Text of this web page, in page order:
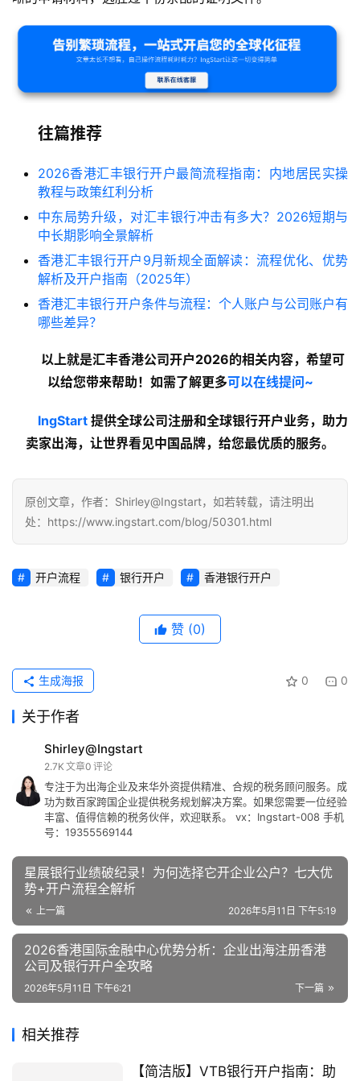
往篇推荐
2026香港汇丰银行开户最简流程指南：内地居民实操
教程与政策红利分析
中东局势升级，对汇丰银行冲击有多大？2026短期与
中长期影响全景解析
香港汇丰银行开户9月新规全面解读：流程优化、优势
解析及开户指南（2025年）
香港汇丰银行开户条件与流程：个人账户与公司账户有
哪些差异？
以上就是汇丰香港公司开户2026的相关内容，希望可
以给您带来帮助！如需了解更多可以在线提问~
lngStart 提供全球公司注册和全球银行开户业务，助力
卖家出海，让世界看见中国品牌，给您最优质的服务。
原创文章，作者：Shirley@Ingstart，如若转载，请注明出
处：https://www.ingstart.com/blog/50301.html
开户流程 银行开户 香港银行开户
赞 (0)
0 0
生成海报
关于作者
Shirley@Ingstart
2.7K 文章0 评论
专注于为出海企业及来华外资提供精准、合规的税务顾问服务。成
功为数百家跨国企业提供税务规划解决方案。如果您需要一位经验
丰富、值得信赖的税务伙伴，欢迎联系。 vx：Ingstart-008 手机
号：19355569144
星展银行业绩破纪录！为何选择它开企业公户？七大优
势+开户流程全解析
上一篇 2026年5月11日 下午5:19
2026香港国际金融中心优势分析：企业出海注册香港
公司及银行开户全攻略
下一篇
2026年5月11日 下午6:21
相关推荐
【简洁版】VTB银行开户指南：助